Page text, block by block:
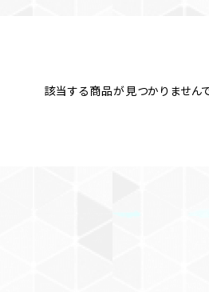
該当する商品が見つかりませんで